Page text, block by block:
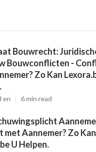
Bouwrecht:
Bouwconflicten -
Zo Kan
en 6 min read
met Aannemer? Zo Kan
U Helpen.